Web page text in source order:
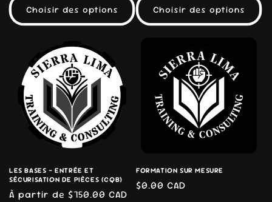
Choisir des options Choisir des options
LES BASES - ENTRÉE ET
SÉCURISATION DE PIÈCES (CQB)
Prix
À partir de $750.00 CAD
FORMATION SUR MESURE
Prix
$0.00 CAD